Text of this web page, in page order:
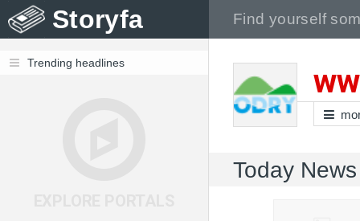
Storyfa
Trending headlines
Today News